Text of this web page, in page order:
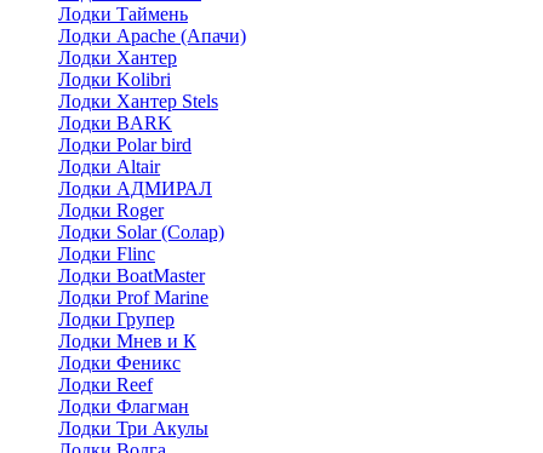
Лодки Таймень
Лодки Apache (Апачи)
Лодки Хантер
Лодки Kolibri
Лодки Хантер Stels
Лодки BARK
Лодки Polar bird
Лодки Altair
Лодки АДМИРАЛ
Лодки Roger
Лодки Solar (Солар)
Лодки Flinc
Лодки BoatMaster
Лодки Prof Marine
Лодки Групер
Лодки Мнев и К
Лодки Феникс
Лодки Reef
Лодки Флагман
Лодки Три Акулы